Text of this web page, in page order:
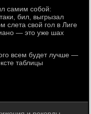
самим собой:
бил, выгрызал
слета свой гол в Лиге
— это уже шах
всем будет лучше —
таблицы